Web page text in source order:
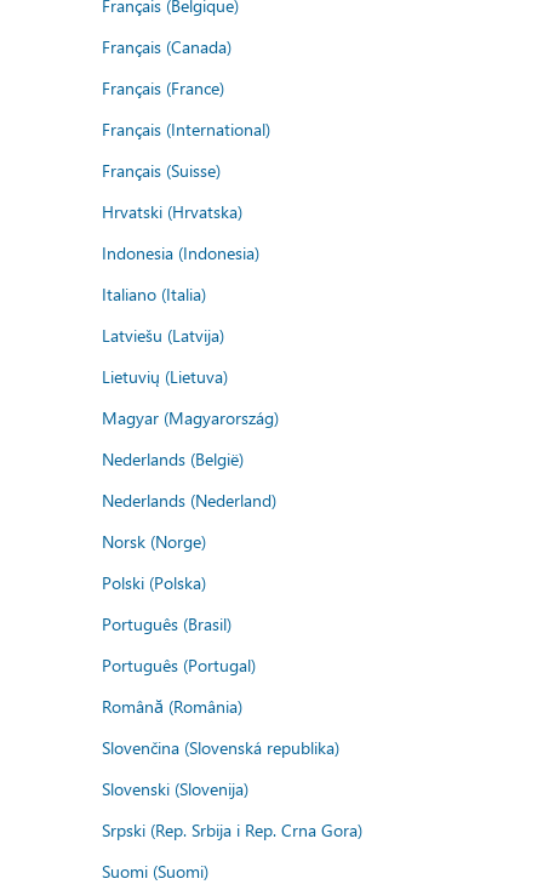
Français (Belgique)
Français (Canada)
Français (France)
Français (International)
Français (Suisse)
Hrvatski (Hrvatska)
Indonesia (Indonesia)
Italiano (Italia)
Latviešu (Latvija)
Lietuvių (Lietuva)
Magyar (Magyarország)
Nederlands (België)
Nederlands (Nederland)
Norsk (Norge)
Polski (Polska)
Português (Brasil)
Português (Portugal)
Română (România)
Slovenčina (Slovenská republika)
Slovenski (Slovenija)
Srpski (Rep. Srbija i Rep. Crna Gora)
Suomi (Suomi)